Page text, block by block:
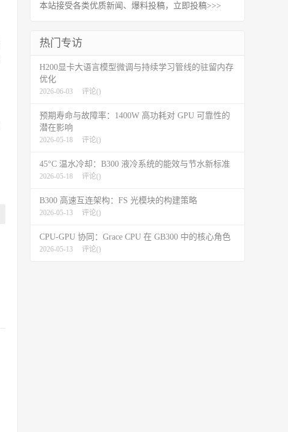
本站接受各类优质新闻、爆料投稿，立即投稿>>>
热门专访
H200显卡大语言模型微调与持续学习管线的驻留内存
优化
2026-06-03 评论()
预期寿命与故障率：1400W 高功耗对 GPU 可靠性的
潜在影响
2026-05-18 评论()
45°C 温水冷却：B300 液冷系统的能效与节水新标准
2026-05-18 评论()
B300 高速互连架构：FS 光模块的构建策略
2026-05-13 评论()
CPU-GPU 协同：Grace CPU 在 GB300 中的核心角色
2026-05-13 评论()